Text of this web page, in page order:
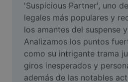
AI Text Remover
AI People Remover
AI Inpainting
Face Cutout
'Suspicious Partner', uno
legales más populares y
los amantes del suspense
Analizamos los puntos
como su intrigante trama
giros inesperados y
además de las notables